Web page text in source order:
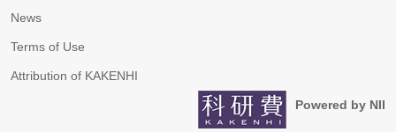
News
Terms of Use
Attribution of KAKENHI
Powered by NII